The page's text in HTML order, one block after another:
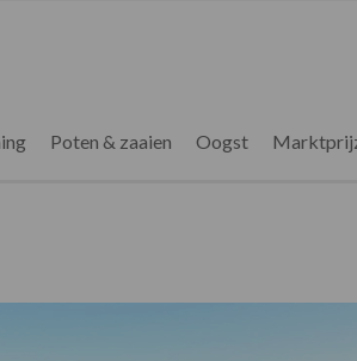
Poten & zaaien Oogst